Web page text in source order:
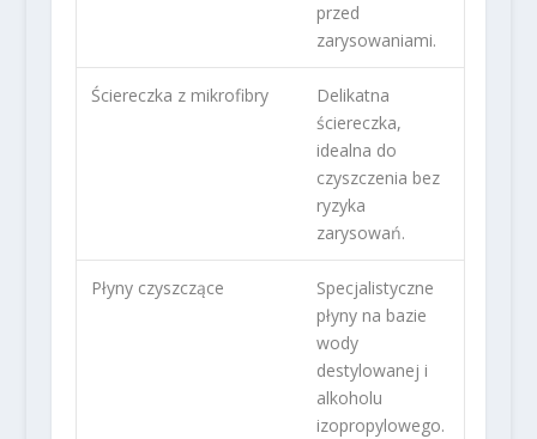
przed
zarysowaniami.
Ściereczka z mikrofibry
Delikatna
ściereczka,
idealna do
czyszczenia bez
ryzyka
zarysowań.
Płyny czyszczące
Specjalistyczne
płyny na bazie
wody
destylowanej i
alkoholu
izopropylowego.